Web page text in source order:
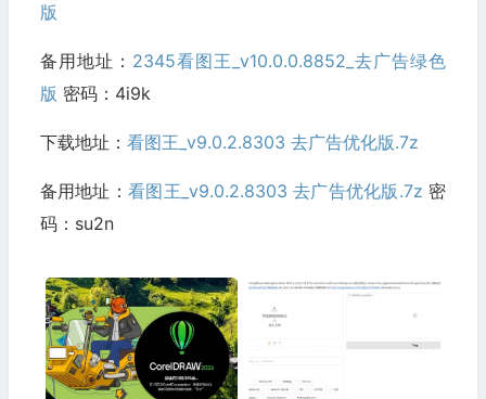
版
备用地址： 2345看图王_v10.0.0.8852_去广告绿色
版 密码：4i9k
下载地址： 看图王_v9.0.2.8303 去广告优化版.7z
备用地址： 看图王_v9.0.2.8303 去广告优化版.7z 密
码：su2n